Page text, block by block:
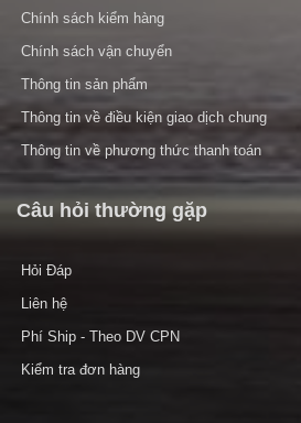
Chính sách kiểm hàng
Chính sách vận chuyển
Thông tin sản phẩm
Thông tin về điều kiện giao dịch chung
Thông tin về phương thức thanh toán
Câu hỏi thường gặp
Hỏi Đáp
Liên hệ
Phí Ship - Theo DV CPN
Kiểm tra đơn hàng